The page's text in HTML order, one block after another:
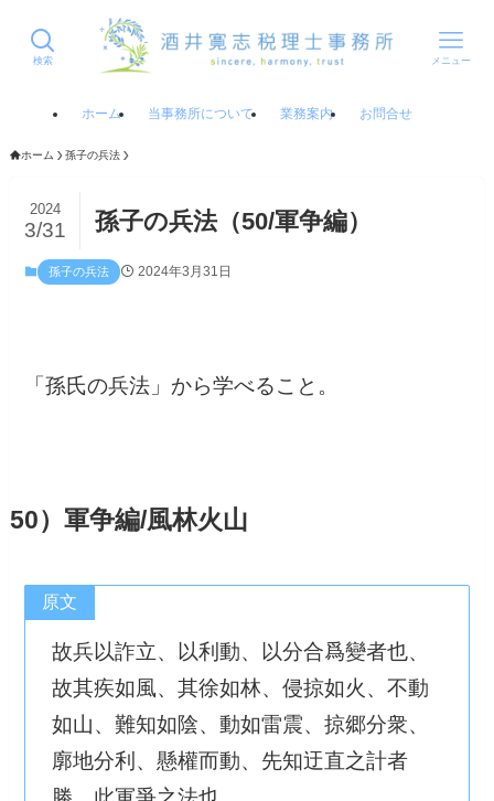
検索 メニュー
ホーム 当事務所について 業務案内 お問合せ
ホーム 孫子の兵法
孫子の兵法（50/軍争編）
2024
3/31
孫子の兵法 2024年3月31日
「孫氏の兵法」から学べること。
50）軍争編/風林火山
原文
故兵以詐立、以利動、以分合爲變者也、
故其疾如風、其徐如林、侵掠如火、不動
如山、難知如陰、動如雷震、掠郷分衆、
廓地分利、懸權而動、先知迂直之計者